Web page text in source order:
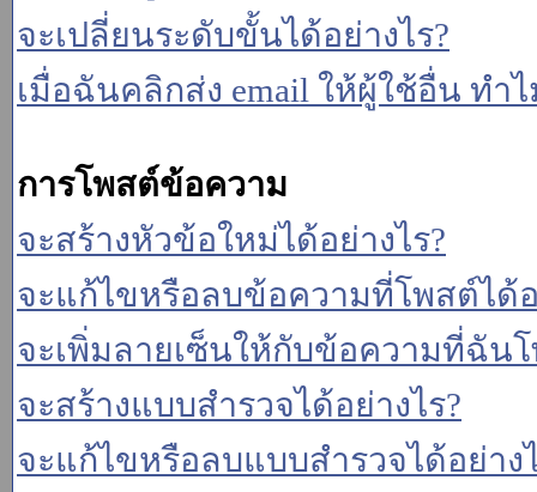
จะเปลี่ยนระดับขั้นได้อย่างไร?
เมื่อฉันคลิกส่ง email ให้ผู้ใช้อื่น ทำ
การโพสต์ข้อความ
จะสร้างหัวข้อใหม่ได้อย่างไร?
จะแก้ไขหรือลบข้อความที่โพสต์ได้อ
จะเพิ่มลายเซ็นให้กับข้อความที่ฉันโ
จะสร้างแบบสำรวจได้อย่างไร?
จะแก้ไขหรือลบแบบสำรวจได้อย่าง